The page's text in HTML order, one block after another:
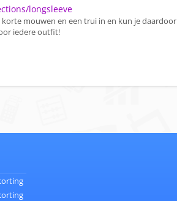
longsleeve
mouwen en een trui in en kun je daardoor
iedere outfit!